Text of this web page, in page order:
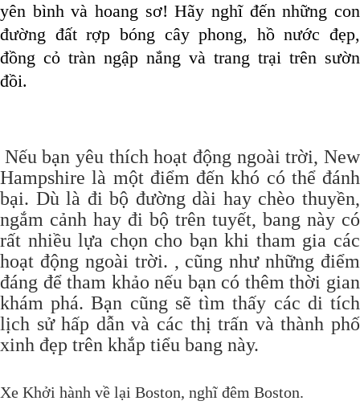
yên bình và hoang sơ! Hãy nghĩ đến những con
đường đất rợp bóng cây phong, hồ nước đẹp,
đồng cỏ tràn ngập nắng và trang trại trên sườn
đồi.
Nếu bạn yêu thích hoạt động ngoài trời, New
Hampshire là một điểm đến khó có thể đánh
bại. Dù là đi bộ đường dài hay chèo thuyền,
ngắm cảnh hay đi bộ trên tuyết, bang này có
rất nhiều lựa chọn cho bạn khi tham gia các
hoạt động ngoài trời. , cũng như những điểm
đáng để tham khảo nếu bạn có thêm thời gian
khám phá. Bạn cũng sẽ tìm thấy các di tích
lịch sử hấp dẫn và các thị trấn và thành phố
xinh đẹp trên khắp tiểu bang này.
Xe Khởi hành về lại Boston, nghĩ đêm Boston.